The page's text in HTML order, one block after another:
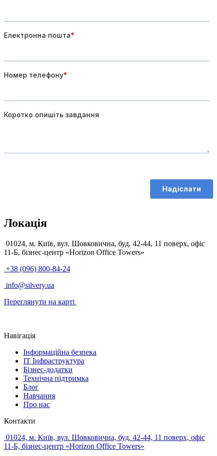
Локація
01024, м. Київ, вул. Шовковична, буд. 42-44, 11 поверх, офіс
11-Б, бізнес-центр «Horizon Office Towers»
+38 (096) 800-84-24
info@silvery.ua
Переглянути на карті
Навігація
Інформаційна безпека
IT Інфраструктура
Бізнес-додатки
Технічна підтримка
Блог
Навчання
Про нас
Контакти
01024, м. Київ, вул. Шовковична, буд. 42-44, 11 поверх, офіс
11-Б, бізнес-центр «Horizon Office Towers»